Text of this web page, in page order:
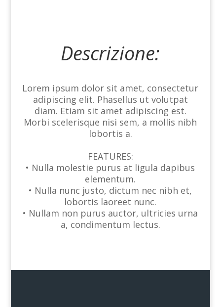
Descrizione:
Lorem ipsum dolor sit amet, consectetur
adipiscing elit. Phasellus ut volutpat
diam. Etiam sit amet adipiscing est.
Morbi scelerisque nisi sem, a mollis nibh
lobortis a.
FEATURES:
• Nulla molestie purus at ligula dapibus
elementum.
• Nulla nunc justo, dictum nec nibh et,
lobortis laoreet nunc.
• Nullam non purus auctor, ultricies urna
a, condimentum lectus.